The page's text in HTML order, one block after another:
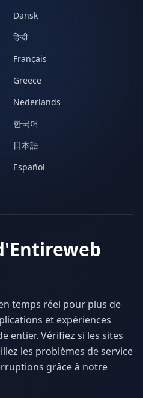
Dansk
हिन्दी
Français
Greece
Nederlands
한국어
日本語
Español
temps réel pour plus de
et expériences
entier. Vérifiez si les sites
les problèmes de service
grâce à notre